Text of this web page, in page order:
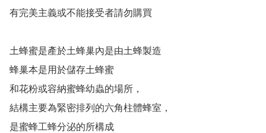
有完美主義或不能接受者請勿購買
土蜂蜜是產於土蜂巢內是由土蜂製造
蜂巢本是用於儲存土蜂蜜
和花粉或容納蜜蜂幼蟲的場所，
結構主要為緊密排列的六角柱體蜂室，
是蜜蜂工蜂分泌的所構成